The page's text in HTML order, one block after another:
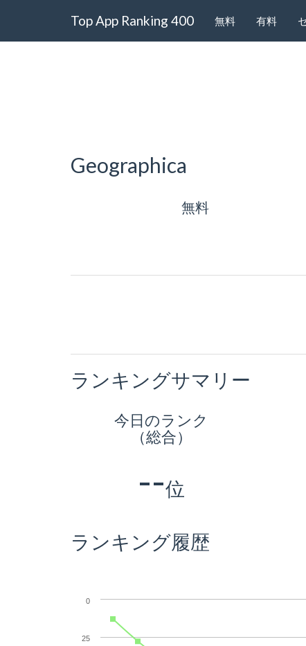
Top App Ranking 400 無料 有料
Geographica
無料
ランキングサマリー
今日のランク
（総合）
--位
ランキング履歴
0
25